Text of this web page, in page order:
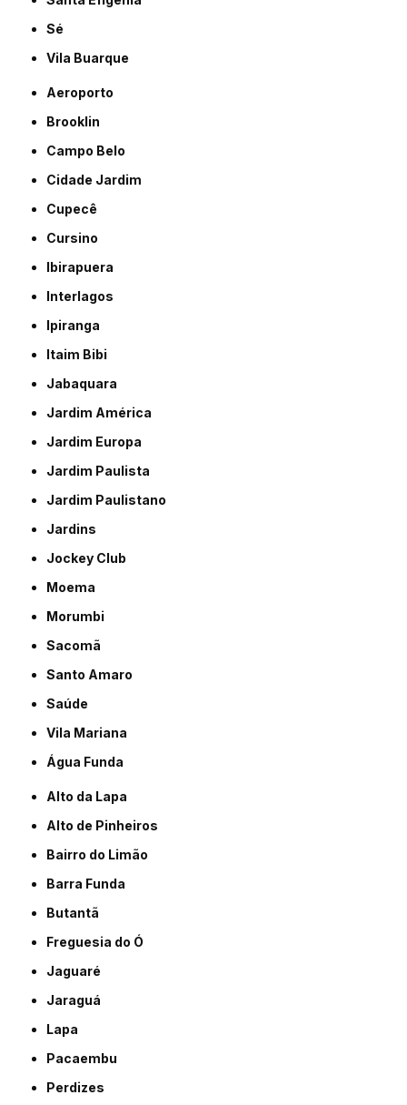
Sé
Vila Buarque
Aeroporto
Brooklin
Campo Belo
Cidade Jardim
Cupecê
Cursino
Ibirapuera
Interlagos
Ipiranga
Itaim Bibi
Jabaquara
Jardim América
Jardim Europa
Jardim Paulista
Jardim Paulistano
Jardins
Jockey Club
Moema
Morumbi
Sacomã
Santo Amaro
Saúde
Vila Mariana
Água Funda
Alto da Lapa
Alto de Pinheiros
Bairro do Limão
Barra Funda
Butantã
Freguesia do Ó
Jaguaré
Jaraguá
Lapa
Pacaembu
Perdizes